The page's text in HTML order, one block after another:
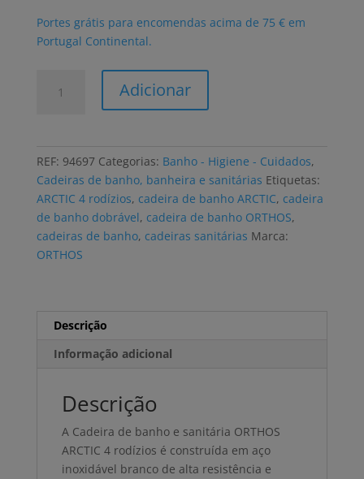
Portes grátis para encomendas acima de 75 € em
Portugal Continental.
ORTHOS
ARCTIC
Adicionar
REF: 94697 Categorias: Banho - Higiene - Cuidados,
Cadeiras de banho, banheira e sanitárias Etiquetas:
ARCTIC 4 rodízios, cadeira de banho ARCTIC, cadeira
de banho dobrável, cadeira de banho ORTHOS,
cadeiras de banho, cadeiras sanitárias Marca:
ORTHOS
Descrição
Informação adicional
Descrição
A Cadeira de banho e sanitária ORTHOS
ARCTIC 4 rodízios é construída em aço
inoxidável branco de alta resistência e